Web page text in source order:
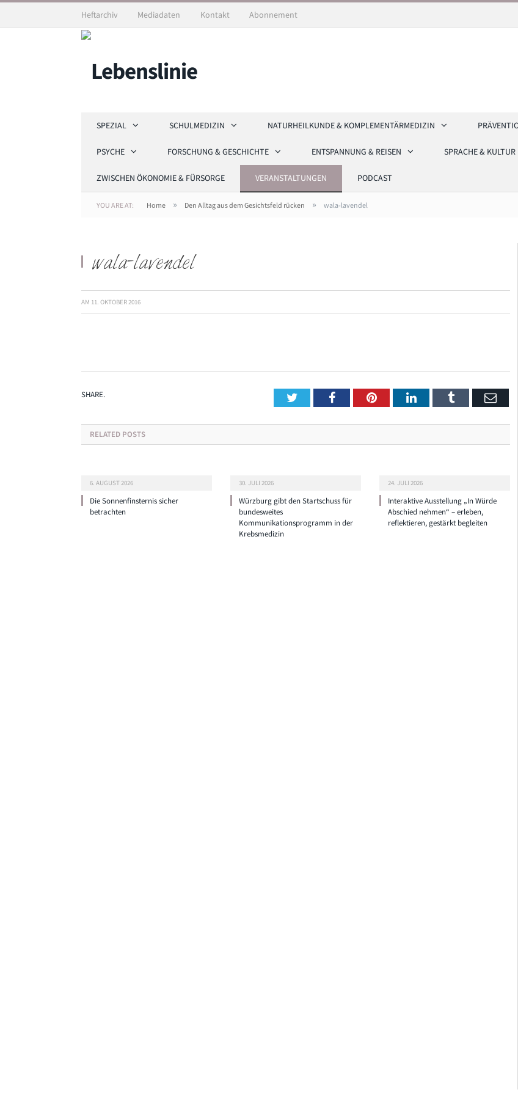
Heftarchiv Mediadaten Kontakt Abonnement
SPEZIAL SCHULMEDIZIN NATURHEILKUNDE & KOMPLEMENTÄRMEDIZIN
PSYCHE FORSCHUNG & GESCHICHTE ENTSPANNUNG & REISEN SPRACHE & KULTUR
ZWISCHEN ÖKONOMIE & FÜRSORGE VERANSTALTUNGEN PODCAST
YOU ARE AT: Home » Den Alltag aus dem Gesichtsfeld rücken » wala-lavendel
wala-lavendel
AM 11. OKTOBER 2016
SHARE. TwitterFacebookPinterestLinkedInTumblr
RELATED POSTS
6. AUGUST 2026
Die Sonnenfinsternis sicher
betrachten
30. JULI 2026
Würzburg gibt den Startschuss für
bundesweites
Kommunikationsprogramm in der
Krebsmedizin
24. JULI 2026
Interaktive Ausstellung „In Würde
Abschied nehmen“ – erleben,
reflektieren, gestärkt begleiten